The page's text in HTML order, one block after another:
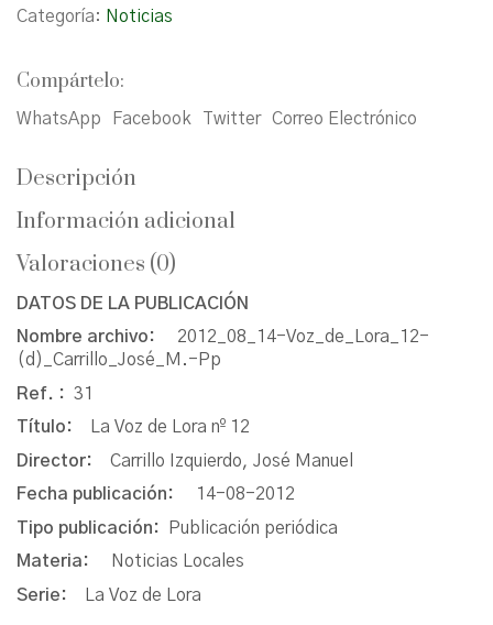
Categoría: Noticias
Compártelo:
WhatsApp Facebook Twitter Correo Electrónico
Descripción
Información adicional
Valoraciones (0)
DATOS DE LA PUBLICACIÓN
Nombre archivo: 2012_08_14-Voz_de_Lora_12-
(d)_Carrillo_José_M.-Pp
Ref. : 31
Título:
La Voz de Lora nº 12
Director: Carrillo Izquierdo, José Manuel
Fecha publicación:
14-08-2012
Tipo publicación:
Publicación periódica
Materia:
Noticias Locales
Serie:
La Voz de Lora